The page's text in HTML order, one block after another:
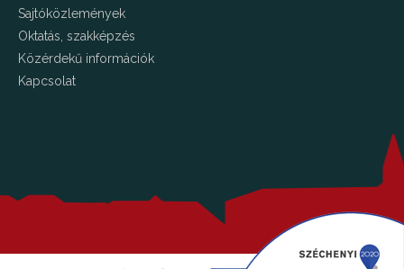
Sajtóközlemények
Oktatás, szakképzés
Közérdekű információk
Kapcsolat